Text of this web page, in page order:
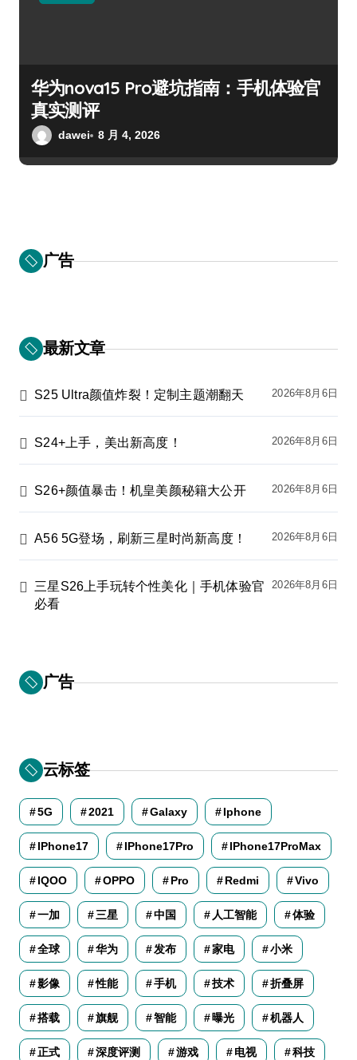
华为nova15 Pro避坑指南：手机体验官
真实测评
dawei 8 月 4, 2026
广告
最新文章
S25 Ultra颜值炸裂！定制主题潮翻天 2026年8月6日
S24+上手，美出新高度！ 2026年8月6日
S26+颜值暴击！机皇美颜秘籍大公开 2026年8月6日
A56 5G登场，刷新三星时尚新高度！ 2026年8月6日
三星S26上手玩转个性美化｜手机体验官
必看
2026年8月6日
广告
云标签
5G 2021 Galaxy Iphone
IPhone17 IPhone17Pro IPhone17ProMax
IQOO OPPO Pro Redmi Vivo
一加 三星 中国 人工智能 体验
全球 华为 发布 家电 小米
影像 性能 手机 技术 折叠屏
搭载 旗舰 智能 曝光 机器人
正式 深度评测 游戏 电视 科技